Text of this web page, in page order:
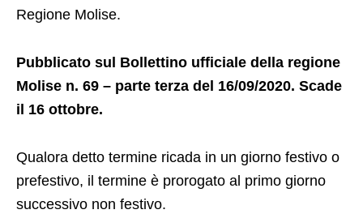
Regione Molise.
Pubblicato sul Bollettino ufficiale della regione
Molise n. 69 – parte terza del 16/09/2020. Scade
il 16 ottobre.
Qualora detto termine ricada in un giorno festivo o
prefestivo, il termine è prorogato al primo giorno
successivo non festivo.